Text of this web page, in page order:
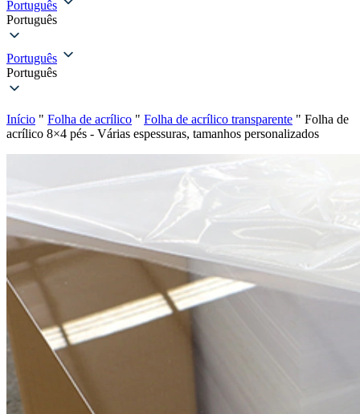
Português
Português
Português
Português
Início " Folha de acrílico " Folha de acrílico transparente " Folha de
acrílico 8×4 pés - Várias espessuras, tamanhos personalizados